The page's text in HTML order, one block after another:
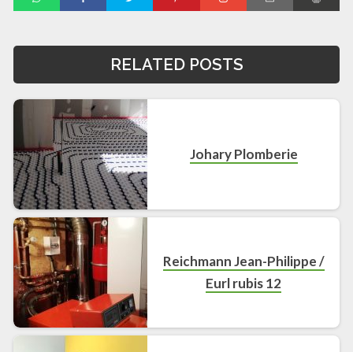
RELATED POSTS
Johary Plomberie
Reichmann Jean-Philippe /
Eurl rubis 12